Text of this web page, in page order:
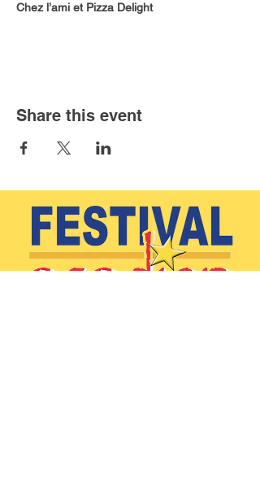
Chez l’ami et Pizza Delight
Share this event